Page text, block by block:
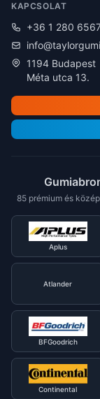
KAPCSOLAT
+36 1 280
1194 Budapest
Méta utca 13.
85 prémium és
Aplus
Atlander
BFGoodrich
Continental